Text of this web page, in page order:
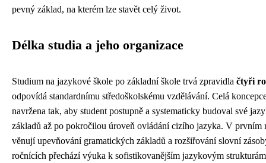
pevný základ, na kterém lze stavět celý život.
Délka studia a jeho organizace
Studium na jazykové škole po základní škole trvá zpravidla čtyři
odpovídá standardnímu středoškolskému vzdělávání. Celá
navržena tak, aby student postupně a systematicky budoval své
základů až po pokročilou úroveň ovládání cizího jazyka. V prvním
věnují upevňování gramatických základů a rozšiřování slovní
ročnících přechází výuka k sofistikovanějším jazykovým